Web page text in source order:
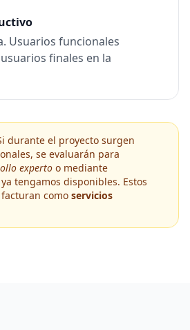
Usuarios funcionales
finales en la
durante el proyecto surgen
se evaluarán para
experto o mediante
tengamos disponibles. Estos
como servicios